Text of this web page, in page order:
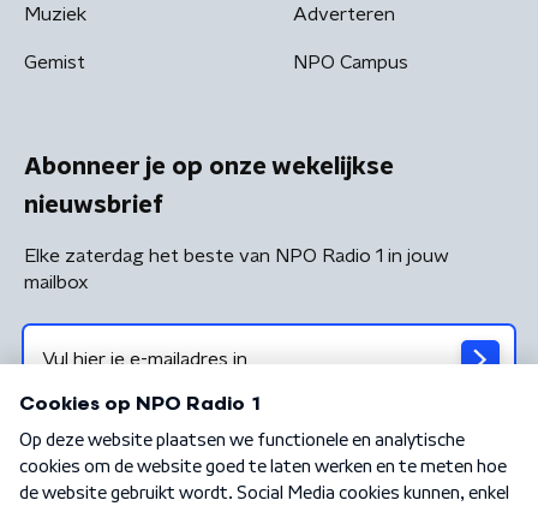
Muziek
Gemist
Adverteren
NPO Campus
Abonneer je op onze wekelijkse
nieuwsbrief
Elke zaterdag het beste van NPO Radio 1 in jouw
mailbox